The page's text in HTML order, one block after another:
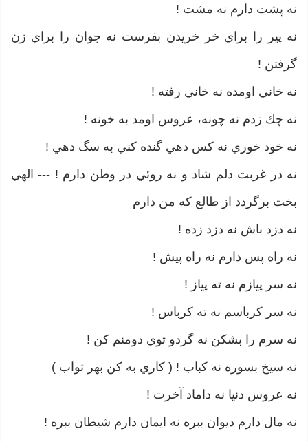
نه پشت دارم نه مشت !
نه پير را براي خر خريدن بفرست نه جوان را براي زن
گرفتن !
نه خاني اومده نه خاني رفته !
نه چك زدم نه چونه، عروس اومد به خونه !
نه خود خوري نه كس دهي گنده كني به سگ دهي !
نه در غربت دلم شاد و نه روئي در وطن دارم ! --- الهي
بخت برگردد از طالع كه من دارم
نه دزد باش نه دزد زده !
نه راه پس دارم نه راه پيش !
نه سر پيازم نه ته پياز !
نه سر كرباسم نه ته كرباس !
نه سرم را بشكن نه گردو توي دومنم كن !
نه سيخ بسوره نه كباب ! ( كاري به كن بهر ثواب )
نه عروس دنيا نه داماد آخرت !
نه مال دارم ديوان ببره نه ايمان دارم شيطان ببره !